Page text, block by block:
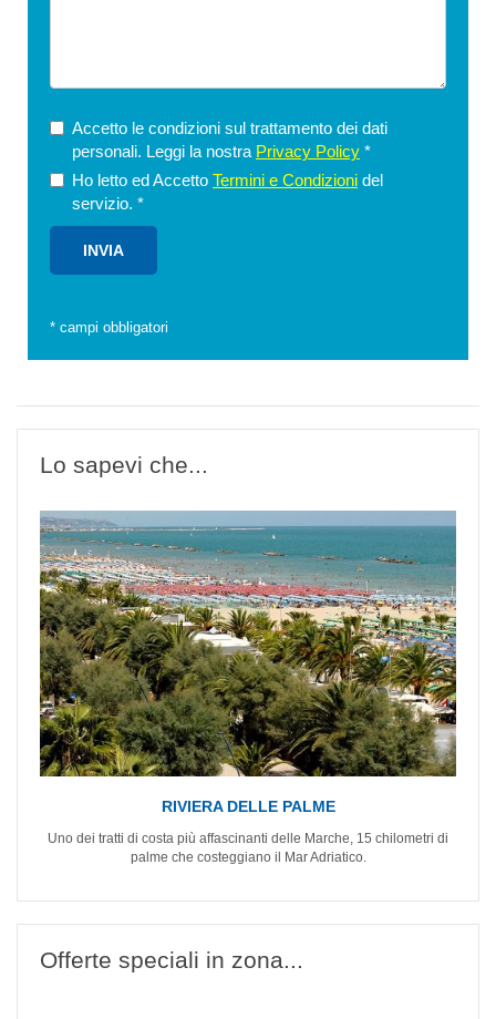
Accetto le condizioni sul trattamento dei dati
personali. Leggi la nostra Privacy Policy *
Ho letto ed Accetto Termini e Condizioni del
servizio. *
* campi obbligatori
Lo sapevi che...
RIVIERA DELLE PALME
Uno dei tratti di costa più affascinanti delle Marche, 15 chilometri di
palme che costeggiano il Mar Adriatico.
Offerte speciali in zona...